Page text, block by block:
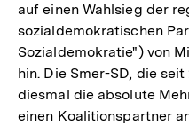
auf einen Wahlsieg der
sozialdemokratischen
Sozialdemokratie") von
hin. Die Smer-SD, die
diesmal die absolute
einen Koalitionspartner